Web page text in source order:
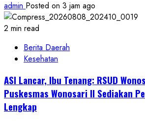
admin Posted on 3 jam ago
2 min read
Berita Daerah
Kesehatan
ASI Lancar, Ibu Tenang: RSUD
Puskesmas Wonosari II Sediakan
Lengkap